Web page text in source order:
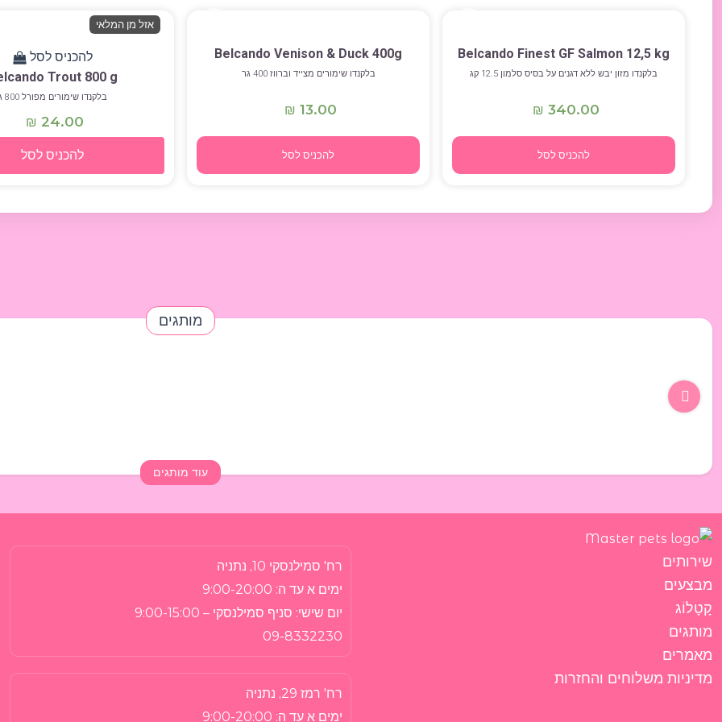
Belcando Finest GF Salmon 12,5 kg
בלקנדו מזון יבש ללא דגנים על בסיס סלמון 12.5 קג
₪ 340.00
להכניס לסל
Belcando Venison & Duck 400g
בלקנדו שימורים מצייד וברווז 400 גר
₪ 13.00
להכניס לסל
אזל מן המלאי
להכניס לסל
Trout 800 g
בלקנדו שימורים מפורל 800 ג
₪ 24.00
להכניס לסל
מותגים
עוד מותגים
רח' סמילנסקי 10, נתניה
ימים א עד ה: 9:00-20:00
יום שישי: סניף סמילנסקי – 9:00-15:00
09-8332230
רח' רמז 29, נתניה
ימים א עד ה: 9:00-20:00
שירותים
מבצעים
קָטָלוֹג
מותגים
מאמרים
מדיניות משלוחים והחזרות